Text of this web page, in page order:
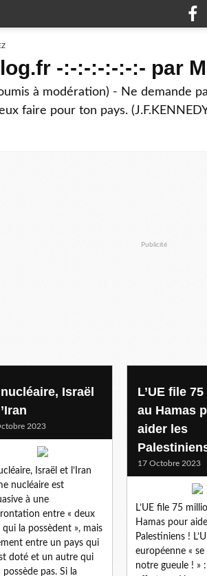
-:-:-:-:-:-:- par
à modération) - Ne demande
faire pour ton pays.
Publicité
Israël
2023
Israël et l’Iran
nucléaire est
à une
entre « deux
qui la possèdent », mais
entre un pays qui
doté et un autre qui
possède pas. Si la
L’UE file
au Hamas
aider les
17 Octobre 2023
L’UE file 75
Hamas pour
Palestiniens !
européenne «
notre gueule ! »